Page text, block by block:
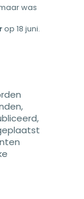
was
op 18 juni.